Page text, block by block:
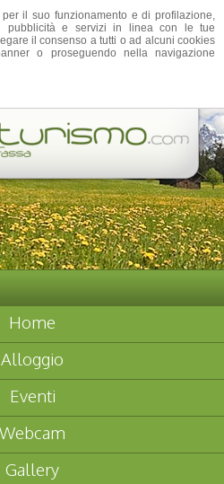
Home
Alloggio
Eventi
Webcam
Gallery
il suo funzionamento e di profilazione,
pubblicità e servizi in linea con le tue
il consenso a tutti o ad alcuni cookies
o proseguendo nella navigazione